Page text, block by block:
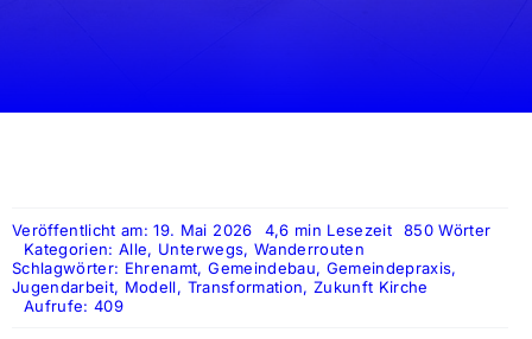
Veröffentlicht am: 19. Mai 2026 4,6 min Lesezeit
850 Wörter
Kategorien:Alle, Unterwegs, Wanderrouten
Schlagwörter: Ehrenamt,Gemeindebau, Gemeindepraxis,
Jugendarbeit, Modell, Transformation, Zukunft Kirche
Aufrufe: 409